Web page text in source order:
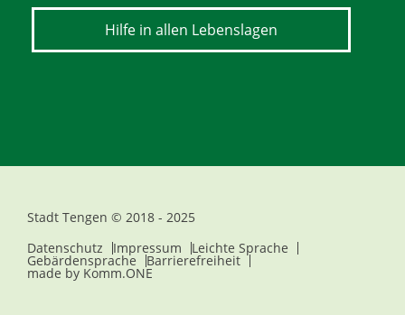
Hilfe in allen Lebenslagen
Stadt Tengen © 2018 - 2025
Datenschutz
Impressum Leichte Sprache
Gebärdensprache Barrierefreiheit
made by Komm.ONE